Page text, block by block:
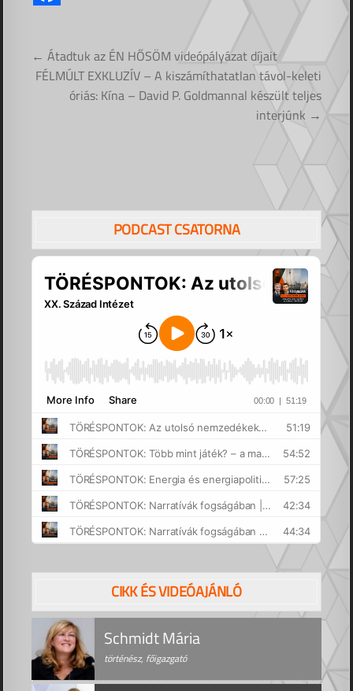
Bejegyzés
navigáció
← Átadtuk az ÉN HŐSÖM videópályázat díjait
FÉLMÚLT EXKLUZÍV – A kiszámíthatatlan távol-keleti
óriás: Kína – David P. Goldmannal készült teljes
interjúnk →
PODCAST CSATORNA
CIKK ÉS VIDEÓAJÁNLÓ
Schmidt Mária
történész, főigazgató